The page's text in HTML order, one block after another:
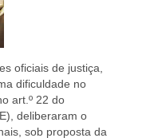
oficiais de justiça,
dificuldade no
art.º 22 do
deliberaram o
sob proposta da